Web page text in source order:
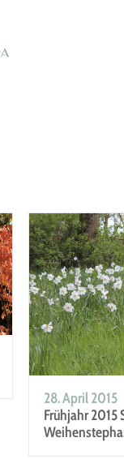
28. April 2015
Frühjahr 2015